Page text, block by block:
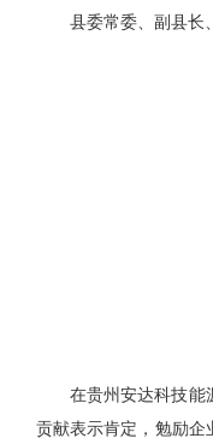
县委常委、副县长
在贵州安达科技能
贡献表示肯定，勉励